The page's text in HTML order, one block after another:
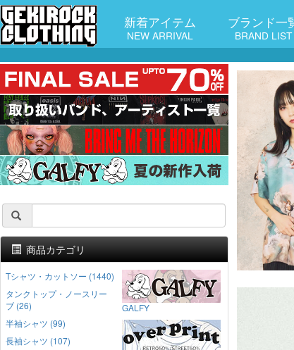
新着アイテム
NEW ARRIVAL
ブランド一
BRAND LIST
商品カテゴリ
Tシャツ・カットソー (1440)
タンクトップ・ノースリー
ブ (26)
半袖シャツ (99)
長袖シャツ (107)
GALFY